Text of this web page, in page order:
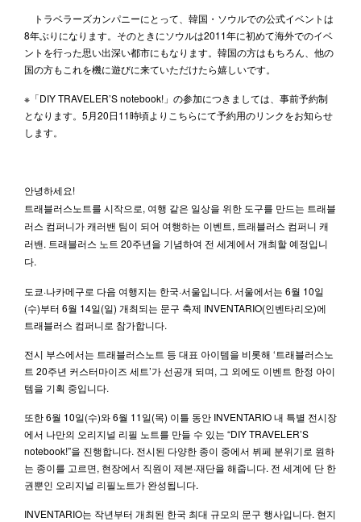
トラベラーズカンパニーにとって、韓国・ソウルでの公式イベントは
8年ぶりになります。そのときにソウルは2011年に初めて海外でのイベ
ントを行った思い出深い都市にもなります。韓国の方はもちろん、他の
国の方もこれを機に遊びに来ていただけたら嬉しいです。
※「DIY TRAVELER’S notebook!」の参加につきましては、事前予約制
となります。5月20日11時頃よりこちらにて予約用のリンクをお知らせ
します。
안녕하세요!
트래블러스노트를 시작으로, 여행 같은 일상을 위한 도구를 만드는 트래블
러스 컴퍼니가 캐러밴 팀이 되어 여행하는 이벤트, 트래블러스 컴퍼니 캐
러밴. 트래블러스 노트 20주년을 기념하여 전 세계에서 개최할 예정입니
다.
도쿄·나카메구로 다음 여행지는 한국·서울입니다. 서울에서는 6월 10일
(수)부터 6월 14일(일) 개최되는 문구 축제 INVENTARIO(인벤타리오)에
트래블러스 컴퍼니로 참가합니다.
전시 부스에서는 트래블러스노트 등 대표 아이템을 비롯해 ‘트래블러스노
트 20주년 커스터마이즈 세트’가 선공개 되며, 그 외에도 이벤트 한정 아이
템을 기획 중입니다.
또한 6월 10일(수)와 6월 11일(목) 이틀 동안 INVENTARIO 내 특별 전시장
에서 나만의 오리지널 리필 노트를 만들 수 있는 “DIY TRAVELER’S
notebook!”을 진행합니다. 전시된 다양한 종이 중에서 뷔페 분위기로 원하
는 종이를 고르면, 현장에서 직원이 제본·재단을 해줍니다. 전 세계에 단 한
권뿐인 오리지널 리필노트가 완성됩니다.
INVENTARIO는 작년부터 개최된 한국 최대 규모의 문구 행사입니다. 현지